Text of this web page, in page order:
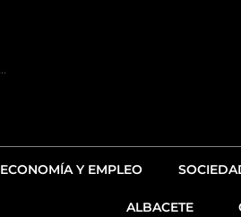
ECONOMÍA Y EMPLEO
ALBACETE